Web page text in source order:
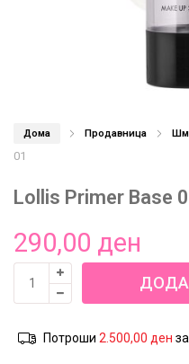
Дома Продавница
01
Lollis Primer Base
290,00 ден
Primer
01
количина
Потроши 2.500,00 ден